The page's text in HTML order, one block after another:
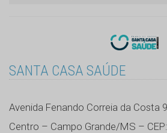
SANTA CASA SAÚDE
Avenida Fenando Correia da Costa
Centro – Campo Grande/MS –